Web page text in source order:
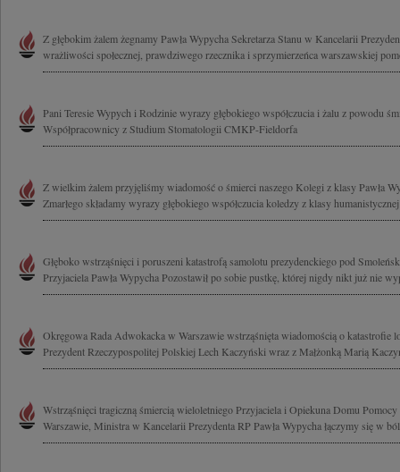
Z głębokim żalem żegnamy Pawła Wypycha Sekretarza Stanu w Kancelarii
wrażliwości społecznej, prawdziwego rzecznika i sprzymierzeńca warszawskiej
Pani Teresie Wypych i Rodzinie wyrazy głębokiego współczucia i żalu z powodu
Współpracownicy z Studium Stomatologii CMKP-Fieldorfa
Z wielkim żalem przyjęliśmy wiadomość o śmierci naszego Kolegi z klasy Pawła
Zmarłego składamy wyrazy głębokiego współczucia koledzy z klasy
Głęboko wstrząśnięci i poruszeni katastrofą samolotu prezydenckiego pod
Przyjaciela Pawła Wypycha Pozostawił po sobie pustkę, której nigdy nikt już nie
Okręgowa Rada Adwokacka w Warszawie wstrząśnięta wiadomością o katastrofie
Prezydent Rzeczypospolitej Polskiej Lech Kaczyński wraz z Małżonką Marią
Wstrząśnięci tragiczną śmiercią wieloletniego Przyjaciela i Opiekuna Domu
Warszawie, Ministra w Kancelarii Prezydenta RP Pawła Wypycha łączymy się w